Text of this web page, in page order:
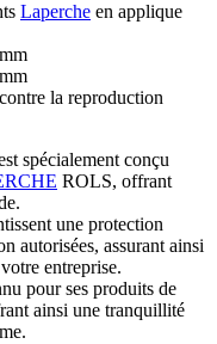
Laperche en applique
la reproduction
spécialement conçu
ROLS, offrant
une protection
autorisées, assurant ainsi
entreprise.
pour ses produits de
ainsi une tranquillité